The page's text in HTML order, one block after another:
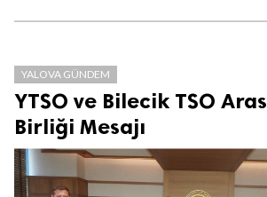
YALOVA GÜNDEM
YTSO ve Bilecik TSO
Birliği Mesajı